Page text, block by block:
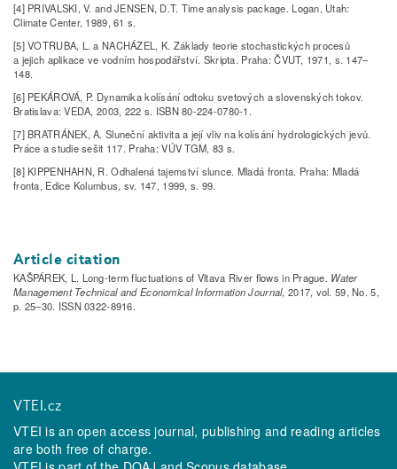
[4] PRIVALSKI, V. and JENSEN, D.T. Time analysis package. Logan, Utah:
Climate Center, 1989, 61 s.
[5] VOTRUBA, L. a NACHÁZEL, K. Základy teorie stochastických procesů
a jejich aplikace ve vodním hospodářství. Skripta. Praha: ČVUT, 1971, s. 147–
148.
[6] PEKÁROVÁ, P. Dynamika kolísání odtoku svetových a slovenských tokov.
Bratislava: VEDA, 2003, 222 s. ISBN 80-224-0780-1.
[7] BRATRÁNEK, A. Sluneční aktivita a její vliv na kolísání hydrologických jevů.
Práce a studie sešit 117. Praha: VÚV TGM, 83 s.
[8] KIPPENHAHN, R. Odhalená tajemství slunce. Mladá fronta. Praha: Mladá
fronta, Edice Kolumbus, sv. 147, 1999, s. 99.
Article citation
KAŠPÁREK, L. Long-term fluctuations of Vltava River flows in Prague. Water
Management Technical and Economical Information Journal, 2017, vol. 59, No. 5,
p. 25–30. ISSN 0322-8916.
VTEI.cz
VTEI is an open access journal, publishing and reading articles
are both free of charge.